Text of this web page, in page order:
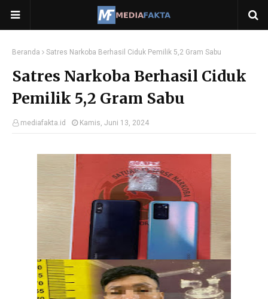
Beranda Satres Narkoba Berhasil Ciduk Pemilik 5,2 Gram Sabu
Satres Narkoba Berhasil Ciduk
Pemilik 5,2 Gram Sabu
mediafakta.id Kamis, Juni 13, 2024